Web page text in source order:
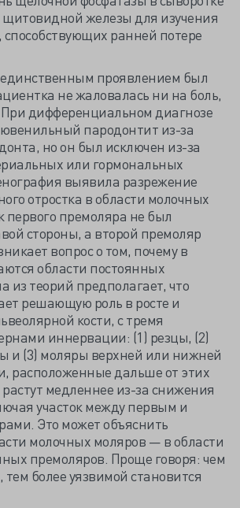
железы для изучения
способствующих ранней потере
проявлением был
не жаловалась ни на боль,
дифференциальном диагнозе
пародонтит из-за
но он был исключен из-за
или гормональных
выявила разрежение
отростка в области молочных
первого премоляра не был
стороны, а второй премоляр
вопрос о том, почему в
области постоянных
из теорий предполагает, что
решающую роль в росте и
кости, с тремя
иннервации: (1) резцы, (2)
и (3) моляры верхней или нижней
расположенные дальше от этих
медленнее из-за снижения
участок между первым и
Это может объяснить
молочных моляров — в области
премоляров. Проще говоря: чем
более уязвимой становится